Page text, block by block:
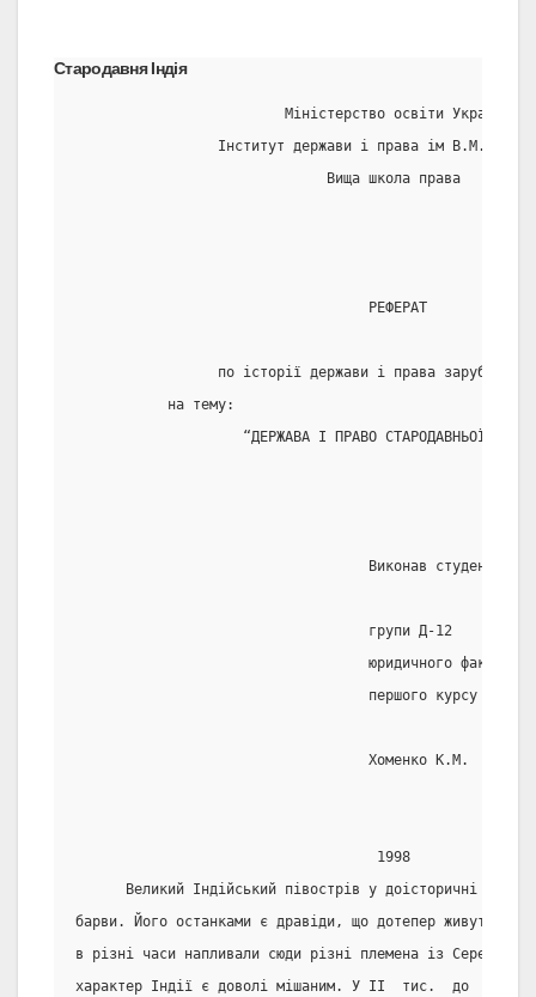
Стародавня Iндiя
                         Міністерство освіти України
Інститут держави і права ім В.М.
                              Вища школа права
                                   РЕФЕРАТ
по історії держави і права зарубіжних
           на тему:
“ДЕРЖАВА І ПРАВО СТАРОДАВНЬОЇ
                                   Виконав студент
                                   групи Д-12
юридичного
                                   першого курсу
                                   Хоменко К.М.
                                    1998
Великий Індійський півострів у доісторичні часи
барви. Його останками є дравіди, що дотепер живуть у
в різні часи напливали сюди різні племена із
характер Індії є доволі мішаним. У ІІ  тис.  до  н.е.